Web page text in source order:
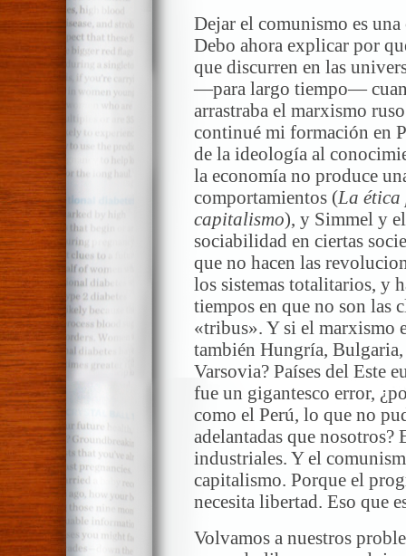
Dejar el comunismo es
Debo ahora explicar por
que discurren en las
—para largo tiempo—
arrastraba el marxismo
continué mi formación en
de la ideología al
la economía no produce
comportamientos (La ética
capitalismo), y Simmel y
sociabilidad en ciertas
que no hacen las
los sistemas totalitarios, y
tiempos en que no son las
«tribus». Y si el marxismo
también Hungría,
Varsovia? Países del Este
fue un gigantesco error,
como el Perú, lo que no
adelantadas que nosotros?
industriales. Y el
capitalismo. Porque el
necesita libertad. Eso que
Volvamos a nuestros